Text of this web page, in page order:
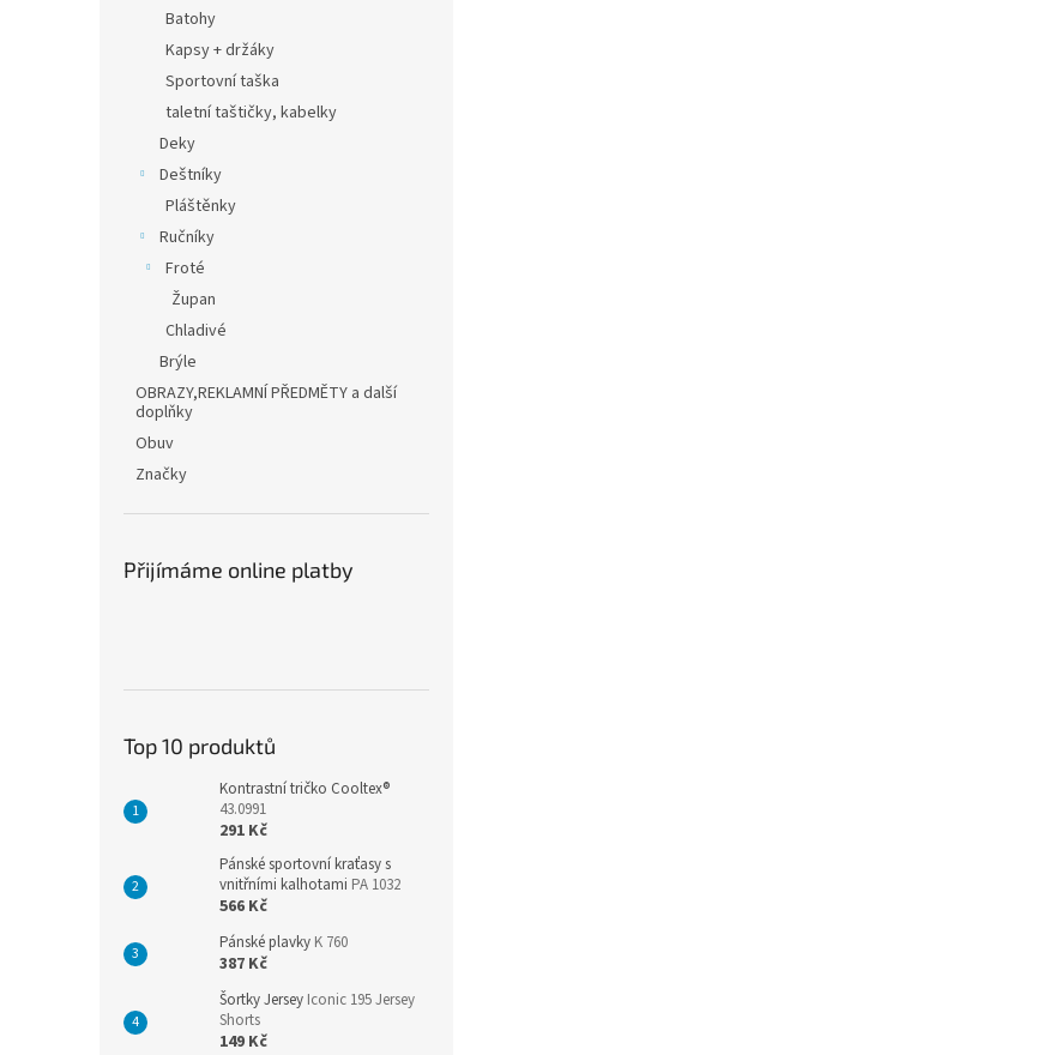
Batohy
Kapsy + držáky
Sportovní taška
taletní taštičky, kabelky
Deky
Deštníky
Pláštěnky
Ručníky
Froté
Župan
Chladivé
Brýle
OBRAZY,REKLAMNÍ PŘEDMĚTY a další
doplňky
Obuv
Značky
Přijímáme online platby
Top 10 produktů
Kontrastní tričko Cooltex®
43.0991
291 Kč
Pánské sportovní kraťasy s
vnitřními kalhotami PA 1032
566 Kč
Pánské plavky K 760
387 Kč
Šortky Jersey Iconic 195 Jersey
Shorts
149 Kč